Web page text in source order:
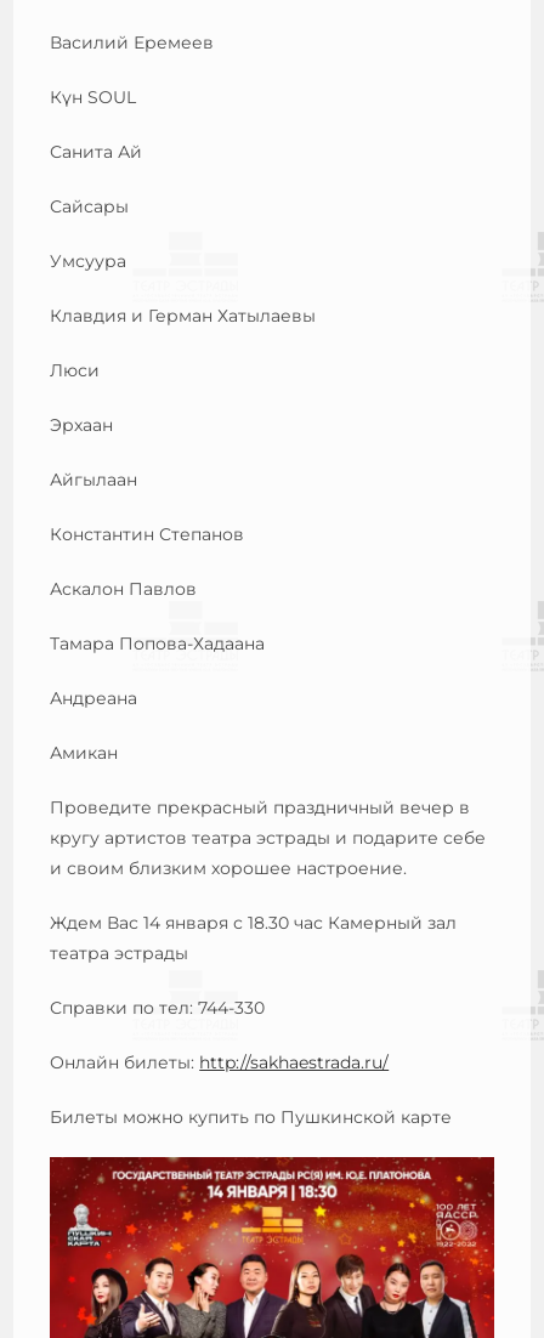
Василий Еремеев
Күн SOUL
Санита Ай
Сайсары
Умсуура
Клавдия и Герман Хатылаевы
Люси
Эрхаан
Айгылаан
Константин Степанов
Аскалон Павлов
Тамара Попова-Хадаана
Андреана
Амикан
Проведите прекрасный праздничный вечер в
кругу артистов театра эстрады и подарите себе
и своим близким хорошее настроение.
Ждем Вас 14 января с 18.30 час Камерный зал
театра эстрады
Справки по тел: 744-330
Онлайн билеты: http://sakhaestrada.ru/
Билеты можно купить по Пушкинской карте